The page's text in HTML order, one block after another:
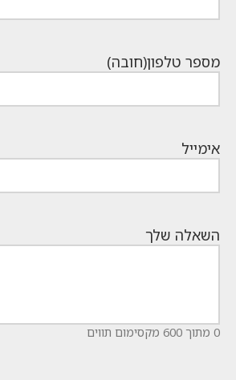
מספר טלפון(חובה)
אימייל
השאלה שלך
0 מתוך 600 מקסימום תווים